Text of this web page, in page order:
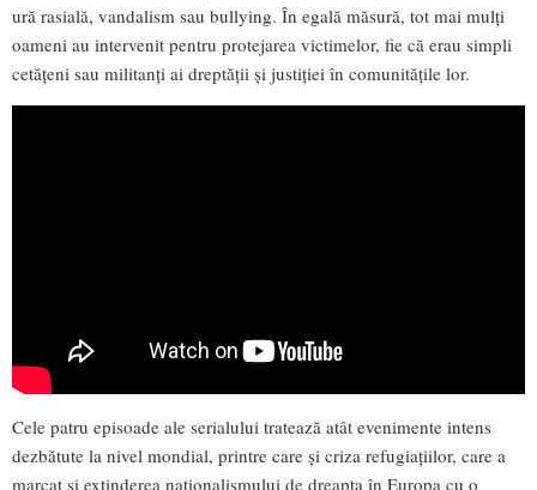
ură rasială, vandalism sau bullying. În egală măsură, tot mai mulți
oameni au intervenit pentru protejarea victimelor, fie că erau simpli
cetățeni sau militanți ai dreptății și justiției în comunitățile lor.
Cele patru episoade ale serialului tratează atât evenimente intens
dezbătute la nivel mondial, printre care și criza refugiațiilor, care a
marcat și extinderea naționalismului de dreapta în Europa cu o